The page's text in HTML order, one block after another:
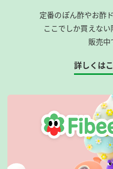
定番のぽん酢やお酢
ここでしか買えな
販売中
詳しくは